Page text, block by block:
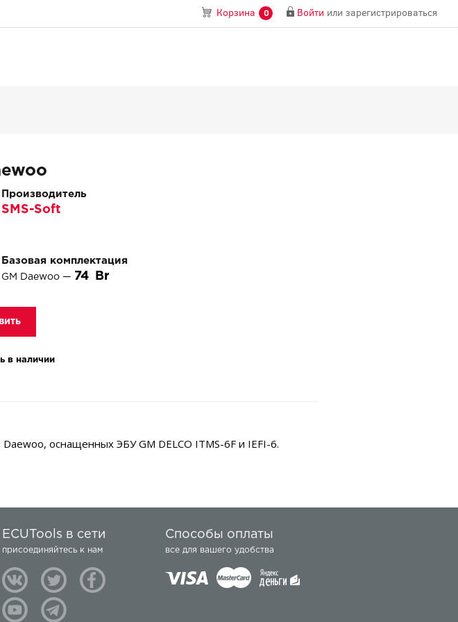
Корзина 0 Войти или зарегистрироваться
Производитель
SMS-Soft
Базовая комплектация
GM Daewoo — 74
в наличии
оснащенных ЭБУ GM DELCO ITMS-6F и IEFI-6.
ECUTools в сети
присоединяйтесь к нам
Способы оплаты
все для вашего удобства